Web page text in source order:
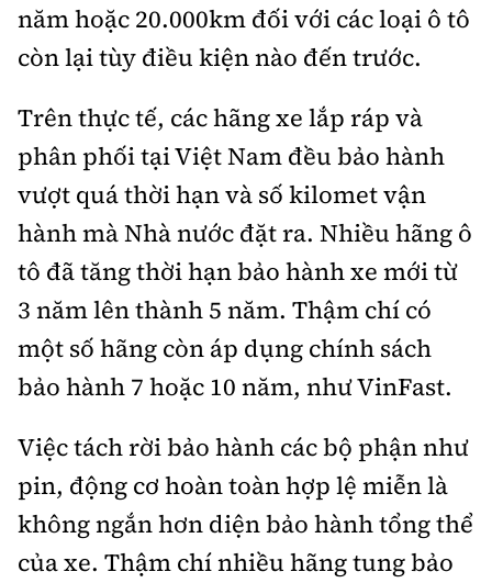
năm hoặc 20.000km đối với các loại ô tô
còn lại tùy điều kiện nào đến trước.
Trên thực tế, các hãng xe lắp ráp và
phân phối tại Việt Nam đều bảo hành
vượt quá thời hạn và số kilomet vận
hành mà Nhà nước đặt ra. Nhiều hãng ô
tô đã tăng thời hạn bảo hành xe mới từ
3 năm lên thành 5 năm. Thậm chí có
một số hãng còn áp dụng chính sách
bảo hành 7 hoặc 10 năm, như VinFast.
Việc tách rời bảo hành các bộ phận như
pin, động cơ hoàn toàn hợp lệ miễn là
không ngắn hơn diện bảo hành tổng thể
của xe. Thậm chí nhiều hãng tung bảo